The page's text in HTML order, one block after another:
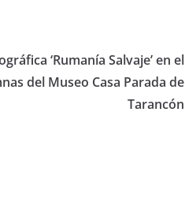
‘Rumanía Salvaje’ en el
del Museo Casa Parada de
Tarancón